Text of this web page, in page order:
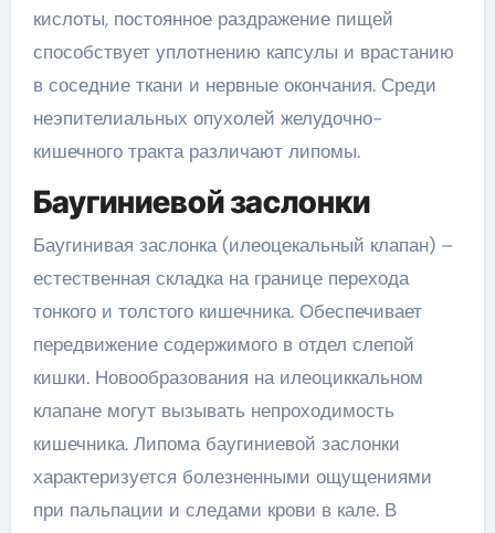
кислоты, постоянное раздражение пищей
способствует уплотнению капсулы и врастанию
в соседние ткани и нервные окончания. Среди
неэпителиальных опухолей желудочно-
кишечного тракта различают липомы.
Баугиниевой заслонки
Баугинивая заслонка (илеоцекальный клапан) –
естественная складка на границе перехода
тонкого и толстого кишечника. Обеспечивает
передвижение содержимого в отдел слепой
кишки. Новообразования на илеоциккальном
клапане могут вызывать непроходимость
кишечника. Липома баугиниевой заслонки
характеризуется болезненными ощущениями
при пальпации и следами крови в кале. В